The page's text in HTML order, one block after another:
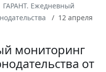
ГАРАНТ. Ежедневный
12 апреля
мониторинг
от